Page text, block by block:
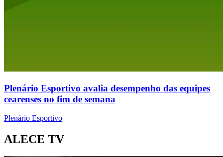
Plenário Esportivo avalia desempenho das equipes
cearenses no fim de semana
Plenário Esportivo
ALECE TV